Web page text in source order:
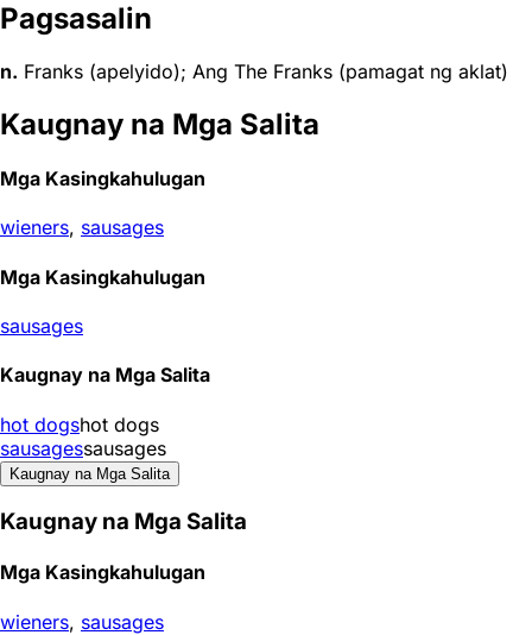
Pagsasalin
n. Franks (apelyido); Ang The Franks (pamagat ng aklat)
Kaugnay na Mga Salita
Mga Kasingkahulugan
wieners, sausages
Mga Kasingkahulugan
sausages
Kaugnay na Mga Salita
hot dogshot dogs
sausagessausages
Kaugnay na Mga Salita
Kaugnay na Mga Salita
Mga Kasingkahulugan
wieners, sausages